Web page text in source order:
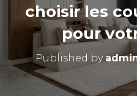
choisir les
pour
Published by